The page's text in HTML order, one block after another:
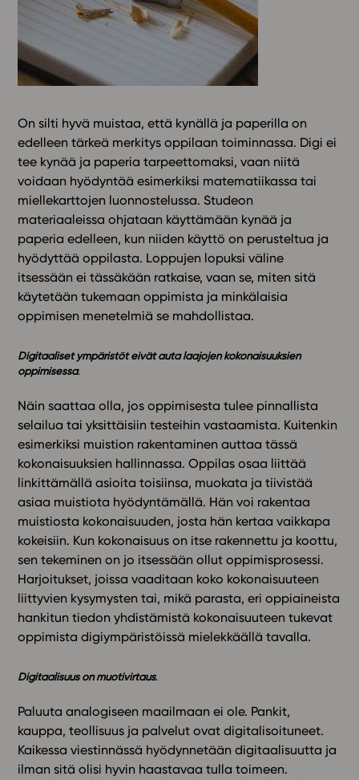
On silti hyvä muistaa, että kynällä ja paperilla on
edelleen tärkeä merkitys oppilaan toiminnassa. Digi ei
tee kynää ja paperia tarpeettomaksi, vaan niitä
voidaan hyödyntää esimerkiksi matematiikassa tai
miellekarttojen luonnostelussa. Studeon
materiaaleissa ohjataan käyttämään kynää ja
paperia edelleen, kun niiden käyttö on perusteltua ja
hyödyttää oppilasta. Loppujen lopuksi väline
itsessään ei tässäkään ratkaise, vaan se, miten sitä
käytetään tukemaan oppimista ja minkälaisia
oppimisen menetelmiä se mahdollistaa.
Digitaaliset ympäristöt eivät auta laajojen kokonaisuuksien
oppimisessa​.
Näin saattaa olla, jos oppimisesta tulee pinnallista
selailua tai yksittäisiin testeihin vastaamista. Kuitenkin
esimerkiksi muistion rakentaminen auttaa tässä
kokonaisuuksien hallinnassa. Oppilas osaa liittää
linkittämällä asioita toisiinsa, muokata ja tiivistää
asiaa muistiota hyödyntämällä. Hän voi rakentaa
muistiosta kokonaisuuden, josta hän kertaa vaikkapa
kokeisiin. Kun kokonaisuus on itse rakennettu ja koottu,
sen tekeminen on jo itsessään ollut oppimisprosessi.
Harjoitukset, joissa vaaditaan koko kokonaisuuteen
liittyvien kysymysten tai, mikä parasta, eri oppiaineista
hankitun tiedon yhdistämistä kokonaisuuteen tukevat
oppimista digiympäristöissä mielekkäällä tavalla.
Digitaalisuus on muotivirtaus​.
Paluuta analogiseen maailmaan ei ole. Pankit,
kauppa, teollisuus ja palvelut ovat digitalisoituneet.
Kaikessa viestinnässä hyödynnetään digitaalisuutta ja
ilman sitä olisi hyvin haastavaa tulla toimeen.